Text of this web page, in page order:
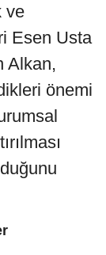
ve
Esen Usta
Alkan,
önemi